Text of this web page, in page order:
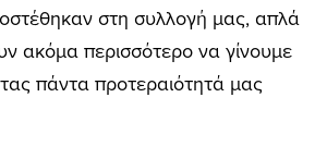
στη συλλογή μας, απλά
ακόμα περισσότερο να γίνουμε
πάντα προτεραιότητά μας